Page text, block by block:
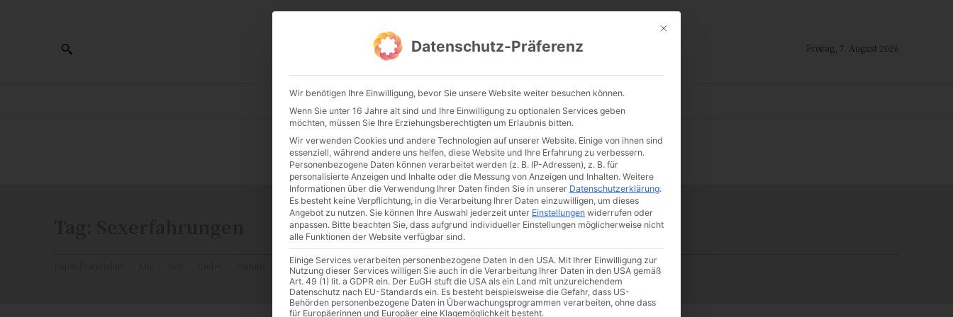
CATHWALK.DE Freitag, 7. August 2026
ALTE MESSE GLAUBE KULTUR FRÖMMIGKEIT TRADITION
Katholizismus Franziskus 50 Jahre Humanae vitae Katholische Kirche
Mit diesem Button wird der Dialog geschlossen. Seine Funktionalität ist
Datenschutz-Präferenz
Wir benötigen Ihre Einwilligung, bevor Sie unsere Website weiter besuchen können.
Wenn Sie unter 16 Jahre alt sind und Ihre Einwilligung zu optionalen Services geben
möchten, müssen Sie Ihre Erziehungsberechtigten um Erlaubnis bitten.
Wir verwenden Cookies und andere Technologien auf unserer Website. Einige von ihnen sind
essenziell, während andere uns helfen, diese Website und Ihre Erfahrung zu verbessern.
Personenbezogene Daten können verarbeitet werden (z. B. IP-Adressen), z. B. für
personalisierte Anzeigen und Inhalte oder die Messung von Anzeigen und Inhalten. Weitere
Informationen über die Verwendung Ihrer Daten finden Sie in unserer Datenschutzerklärung.
Es besteht keine Verpflichtung, in die Verarbeitung Ihrer Daten einzuwilligen, um dieses
Angebot zu nutzen. Sie können Ihre Auswahl jederzeit unter Einstellungen widerrufen oder
anpassen. Bitte beachten Sie, dass aufgrund individueller Einstellungen möglicherweise nicht
alle Funktionen der Website verfügbar sind.
Einige Services verarbeiten personenbezogene Daten in den USA. Mit Ihrer Einwilligung zur
Nutzung dieser Services willigen Sie auch in die Verarbeitung Ihrer Daten in den USA gemäß
Art. 49 (1) lit. a GDPR ein. Der EuGH stuft die USA als ein Land mit unzureichendem
Datenschutz nach EU-Standards ein. Es besteht beispielsweise die Gefahr, dass US-
Behörden personenbezogene Daten in Überwachungsprogrammen verarbeiten, ohne dass
für Europäerinnen und Europäer eine Klagemöglichkeit besteht.